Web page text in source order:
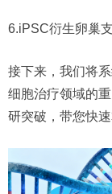
6.iPSC衍生卵巢
接下来，我们将
细胞治疗领域的
研突破，带您快